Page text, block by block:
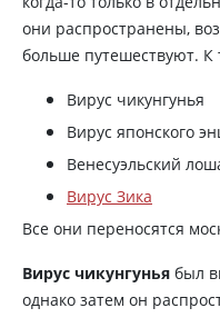
они распространены,
больше путешествуют. К
Вирус чикунгунья
Вирус японского
Венесуэльский
Вирус Зика
Все они переносятся
Вирус чикунгунья был
однако затем он